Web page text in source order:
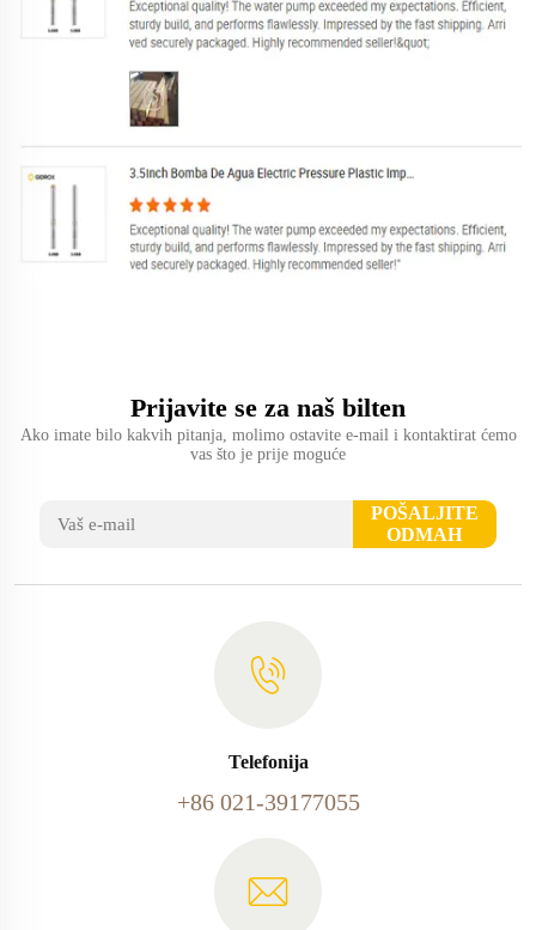
Povratne informacije kupaca
Prijavite se za naš bilten
Ako imate bilo kakvih pitanja, molimo ostavite e-mail i kontaktirat ćemo
vas što je prije moguće
POŠALJITE
ODMAH
Telefonija
+86 021-39177055